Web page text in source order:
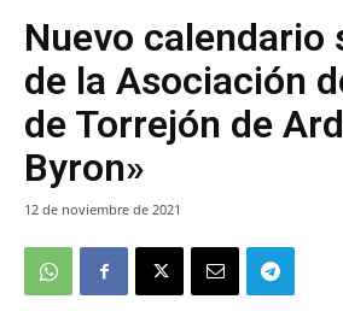
Nuevo calendario
de la Asociación
de Torrejón de
Byron»
12 de noviembre de 2021